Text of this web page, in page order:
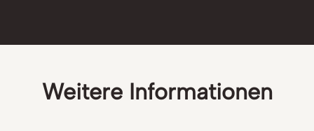
Weitere Informationen